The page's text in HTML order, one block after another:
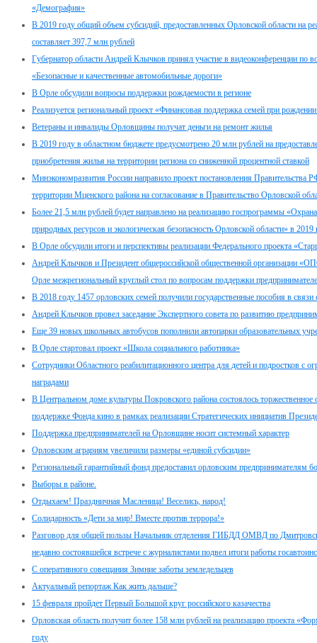
«Демография»
В 2019 году общий объем субсидий, предоставленных Орловской области на
составляет 397,7 млн рублей
Губернатор области Андрей Клычков принял участие в видеоконференции по
«Безопасные и качественные автомобильные дороги»
В Орле обсудили вопросы поддержки рождаемости в регионе
Реализуется региональный проект «Финансовая поддержка семей при
Ветераны и инвалиды Орловщины получат деньги на ремонт жилья
В 2019 году в областном бюджете предусмотрено 20 млн рублей на
приобретения жилья на территории региона со сниженной процентной ставкой
Минэкономразвития России направило проект постановления Правительства
территории Мценского района на согласование в Правительство Орловской
Более 21,5 млн рублей будет направлено на реализацию госпрограммы
природных ресурсов и экологическая безопасность Орловской области» в 2019
В Орле обсудили итоги и перспективы реализации Федерального проекта
Андрей Клычков и Президент общероссийской общественной организации
Орле межрегиональный круглый стол по вопросам поддержки
В 2018 году 1457 орловских семей получили государственные пособия в
Андрей Клычков провел заседание Экспертного совета по развитию
Еще 39 новых школьных автобусов пополнили автопарки образовательных
В Орле стартовал проект «Школа социального работника»
Сотрудники Областного реабилитационного центра для детей и подростков
наградами
В Центральном доме культуры Покровского района состоялось торжественное
поддержке Фонда кино в рамках реализации Стратегических инициатив
Поддержка предпринимателей на Орловщине носит системный характер
Орловским аграриям увеличили размеры «единой субсидии»
Региональный гарантийный фонд предоставил орловским предпринимателям
Выборы в районе.
Отдыхаем! Праздничная Масленица! Веселись, народ!
Солидарность «Дети за мир! Вместе против террора!»
Разговор для общей пользы Начальник отделения ГИБДД ОМВД по
недавно состоявшейся встрече с журналистами подвел итоги работы
С оперативного совещания Зимние заботы земледельцев
Актуальный репортаж Как жить дальше?
15 февраля пройдет Первый Большой круг российского казачества
Орловская область получит более 158 млн рублей на реализацию проекта
году